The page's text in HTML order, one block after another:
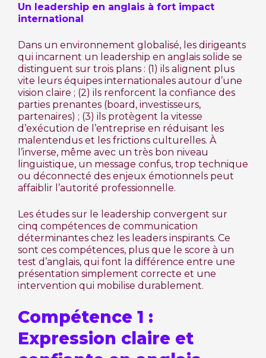
Un leadership en anglais à fort impact
international
Dans un environnement globalisé, les dirigeants
qui incarnent un leadership en anglais solide se
distinguent sur trois plans : (1) ils alignent plus
vite leurs équipes internationales autour d’une
vision claire ; (2) ils renforcent la confiance des
parties prenantes (board, investisseurs,
partenaires) ; (3) ils protègent la vitesse
d’exécution de l’entreprise en réduisant les
malentendus et les frictions culturelles. À
l’inverse, même avec un très bon niveau
linguistique, un message confus, trop technique
ou déconnecté des enjeux émotionnels peut
affaiblir l’autorité professionnelle.
Les études sur le leadership convergent sur
cinq compétences de communication
déterminantes chez les leaders inspirants. Ce
sont ces compétences, plus que le score à un
test d’anglais, qui font la différence entre une
présentation simplement correcte et une
intervention qui mobilise durablement.
Compétence 1 :
Expression claire et